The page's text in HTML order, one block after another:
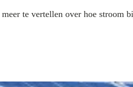
te vertellen over hoe stroom